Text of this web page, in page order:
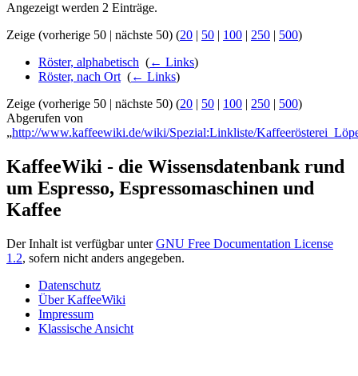
Angezeigt werden 2 Einträge.
Zeige (vorherige 50 | nächste 50) (20 | 50 | 100 | 250 | 500)
Röster, alphabetisch (← Links)
Röster, nach Ort (← Links)
Zeige (vorherige 50 | nächste 50) (20 | 50 | 100 | 250 | 500)
Abgerufen von
„http://www.kaffeewiki.de/wiki/Spezial:Linkliste/
KaffeeWiki - die Wissensdatenbank rund
um Espresso, Espressomaschinen und
Kaffee
Der Inhalt ist verfügbar unterGNU Free Documentation License
1.2, sofern nicht anders angegeben.
Datenschutz
Über KaffeeWiki
Impressum
Klassische Ansicht